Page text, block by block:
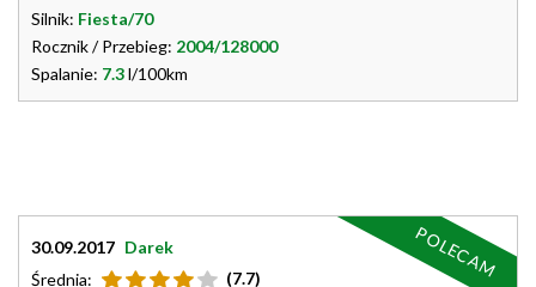
Silnik: Fiesta/70
Rocznik / Przebieg: 2004/128000
Spalanie: 7.3l/100km
30.09.2017 Darek
Średnia:
(7.7) POLECAM